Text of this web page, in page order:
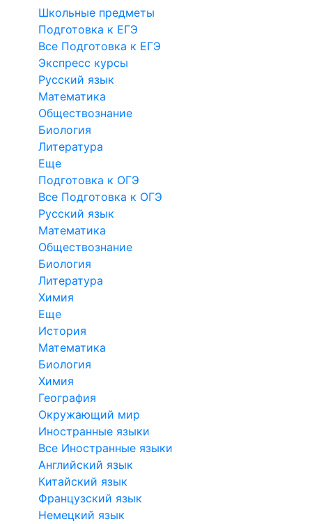
Школьные предметы
Подготовка к ЕГЭ
Все Подготовка к ЕГЭ
Экспресс курсы
Русский язык
Математика
Обществознание
Биология
Литература
Еще
Подготовка к ОГЭ
Все Подготовка к ОГЭ
Русский язык
Математика
Обществознание
Биология
Литература
Химия
Еще
История
Математика
Биология
Химия
География
Окружающий мир
Иностранные языки
Все Иностранные языки
Английский язык
Китайский язык
Французский язык
Немецкий язык